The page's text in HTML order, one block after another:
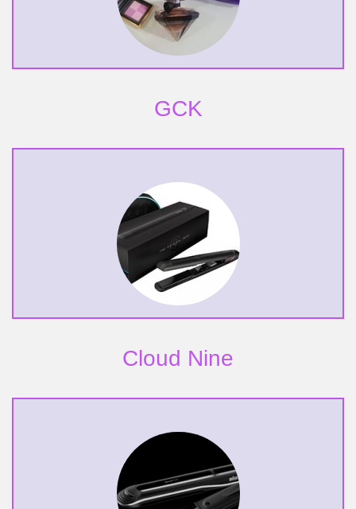
GCK
Cloud Nine